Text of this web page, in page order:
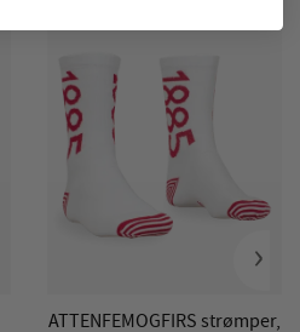
ATTENFEMOGFIRS strømper,
›